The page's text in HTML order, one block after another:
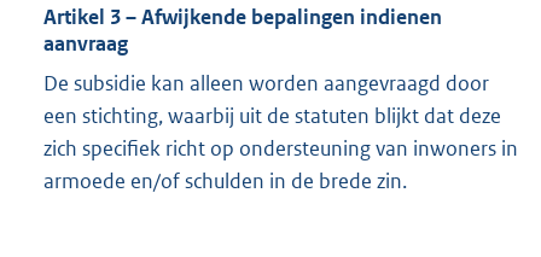
Artikel 3 – Afwijkende bepalingen indienen
aanvraag
De subsidie kan alleen worden aangevraagd door
een stichting, waarbij uit de statuten blijkt dat deze
zich specifiek richt op ondersteuning van inwoners in
armoede en/of schulden in de brede zin.